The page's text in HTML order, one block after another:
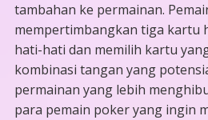
tambahan ke permainan.
mempertimbangkan tiga kartu
hati-hati dan memilih kartu
kombinasi tangan yang
permainan yang lebih
para pemain poker yang ingin